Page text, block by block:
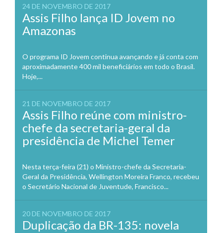
24 DE NOVEMBRO DE 2017
Assis Filho lança ID Jovem no
Amazonas
O programa ID Jovem continua avançando e já conta com
aproximadamente 400 mil beneficiários em todo o Brasil.
Hoje,...
21 DE NOVEMBRO DE 2017
Assis Filho reúne com ministro-
chefe da secretaria-geral da
presidência de Michel Temer
Nesta terça-feira (21) o Ministro-chefe da Secretaria-
Geral da Presidência, Wellington Moreira Franco, recebeu
o Secretário Nacional de Juventude, Francisco...
20 DE NOVEMBRO DE 2017
Duplicação da BR-135: novela